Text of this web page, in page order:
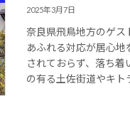
2025年3月7日
奈良県飛鳥地方のゲス
あふれる対応が居心
されておらず、落ち着
の有る土佐街道やキト